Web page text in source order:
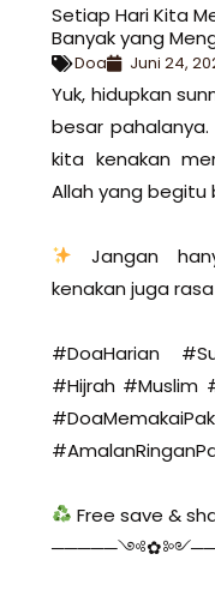
Setiap Hari Kita
Banyak yang
Doa Juni 24,
Yuk, hidupkan
besar
kita kenakan
Allah yang begitu
Jangan
kenakan juga rasa
#DoaHarian
#Hijrah #Muslim
Free save &